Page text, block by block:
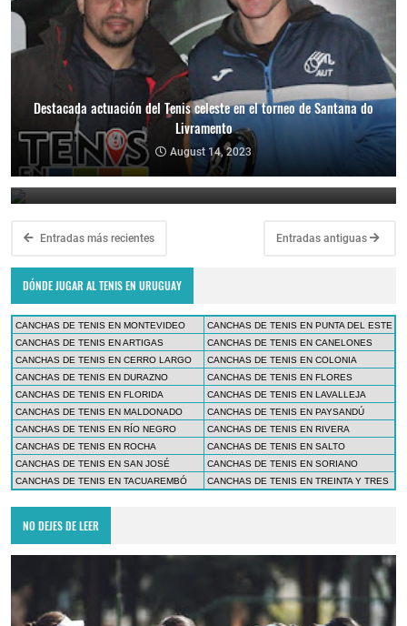
Destacada actuación del Tenis celeste en el torneo de Santana do
Livramento
August 14, 2023
Los tenistas uruguayos volvieron a dejar su marca en el torneo de
Santana do Livramento
November 29, 2022
Entradas más recientes Entradas antiguas
DÓNDE JUGAR AL TENIS EN URUGUAY
CANCHAS DE TENIS EN MONTEVIDEO
CANCHAS DE TENIS EN PUNTA DEL ESTE
CANCHAS DE TENIS EN ARTIGAS
CANCHAS DE TENIS EN CANELONES
CANCHAS DE TENIS EN CERRO LARGO
CANCHAS DE TENIS EN COLONIA
CANCHAS DE TENIS EN DURAZNO
CANCHAS DE TENIS EN FLORES
CANCHAS DE TENIS EN FLORIDA
CANCHAS DE TENIS EN LAVALLEJA
CANCHAS DE TENIS EN MALDONADO
CANCHAS DE TENIS EN PAYSANDÚ
CANCHAS DE TENIS EN RÍO NEGRO
CANCHAS DE TENIS EN RIVERA
CANCHAS DE TENIS EN ROCHA
CANCHAS DE TENIS EN SALTO
CANCHAS DE TENIS EN SAN JOSÉ
CANCHAS DE TENIS EN SORIANO
CANCHAS DE TENIS EN TACUAREMBÓ
CANCHAS DE TENIS EN TREINTA Y TRES
NO DEJES DE LEER